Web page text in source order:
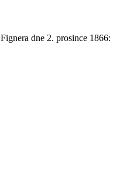
dne 2. prosince 1866: